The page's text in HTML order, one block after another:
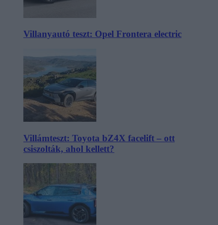
Villanyautó teszt: Opel Frontera electric
Villámteszt: Toyota bZ4X facelift – ott
csiszolták, ahol kellett?